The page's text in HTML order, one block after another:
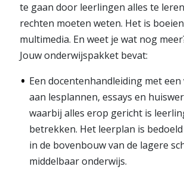
te gaan door leerlingen alles te
rechten moeten weten. Het is
multimedia. En weet je wat nog
Jouw onderwijspakket bevat:
Een docentenhandleiding met
aan lesplannen, essays en
waarbij alles erop gericht is
betrekken. Het leerplan is
in de bovenbouw van de lagere
middelbaar onderwijs.